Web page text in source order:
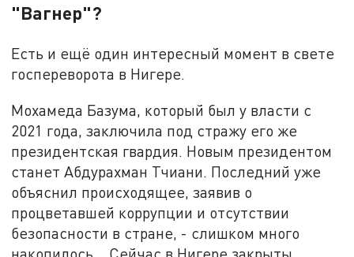
"Вагнер"?
Есть и ещё один интересный момент в свете
госпереворота в Нигере.
Мохамеда Базума, который был у власти с
2021 года, заключила под стражу его же
президентская гвардия. Новым президентом
станет Абдурахман Тчиани. Последний уже
объяснил происходящее, заявив о
процветавшей коррупции и отсутствии
безопасности в стране, - слишком много